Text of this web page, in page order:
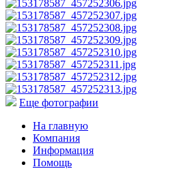
Еще фотографии
На главную
Компания
Информация
Помощь